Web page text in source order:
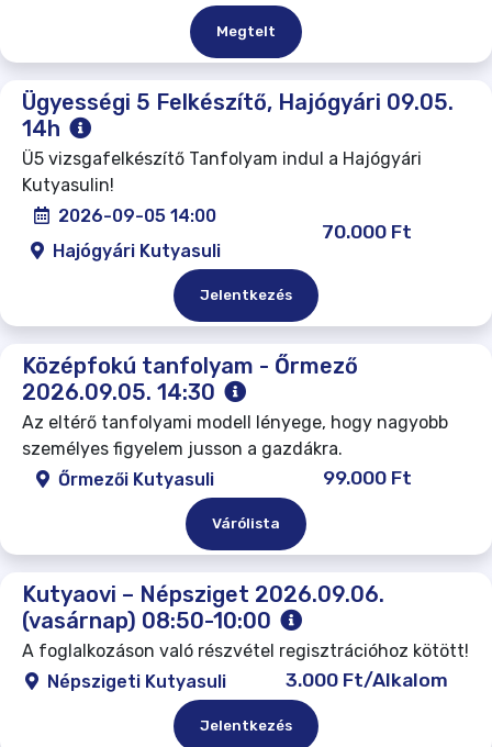
Megtelt
Ügyességi 5 Felkészítő, Hajógyári 09.05.
14h
Ü5 vizsgafelkészítő Tanfolyam indul a Hajógyári
Kutyasulin!
2026-09-05 14:00
Hajógyári Kutyasuli
70.000 Ft
Jelentkezés
Középfokú tanfolyam - Őrmező
2026.09.05. 14:30
Az eltérő tanfolyami modell lényege, hogy nagyobb
személyes figyelem jusson a gazdákra.
Őrmezői Kutyasuli
99.000 Ft
Várólista
Kutyaovi – Népsziget 2026.09.06.
(vasárnap) 08:50-10:00
A foglalkozáson való részvétel regisztrációhoz kötött!
Népszigeti Kutyasuli
3.000 Ft/Alkalom
Jelentkezés